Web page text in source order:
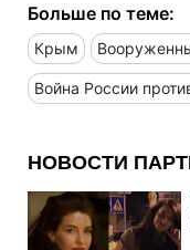
Больше по теме:
Крым
Война России